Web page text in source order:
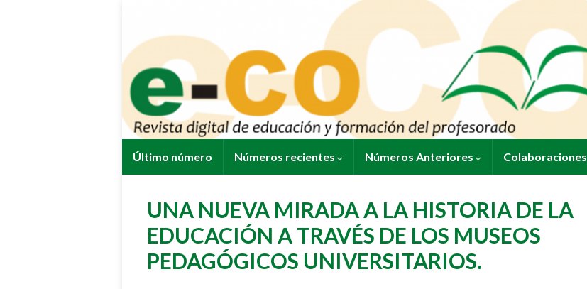
Último número Números recientes Números Anteriores Colaboraciones
UNA NUEVA MIRADA A LA HISTORIA DE LA
EDUCACIÓN A TRAVÉS DE LOS MUSEOS
PEDAGÓGICOS UNIVERSITARIOS.